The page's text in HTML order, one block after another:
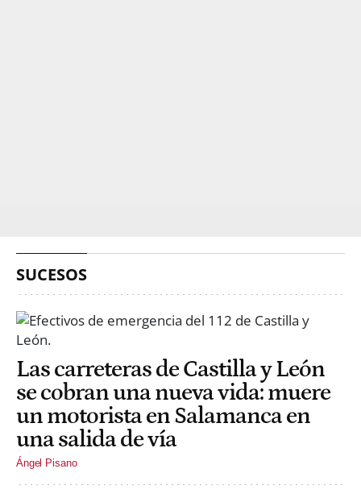
SUCESOS
Las carreteras de Castilla y León
se cobran una nueva vida: muere
un motorista en Salamanca en
una salida de vía
Ángel Pisano